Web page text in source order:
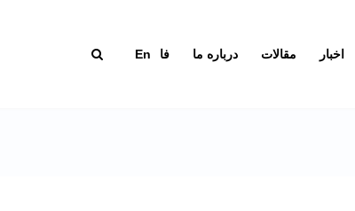
اخبار مقالات درباره ما فا En